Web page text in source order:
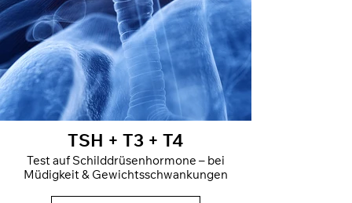
TSH + T3 + T4
Test auf Schilddrüsenhormone – bei
Müdigkeit & Gewichtsschwankungen